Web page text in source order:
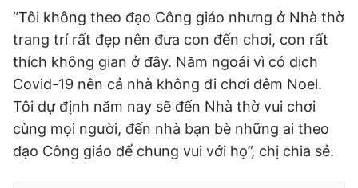
“Tôi không theo đạo Công giáo nhưng ở Nhà thờ
trang trí rất đẹp nên đưa con đến chơi, con rất
thích không gian ở đây. Năm ngoái vì có dịch
Covid-19 nên cả nhà không đi chơi đêm Noel.
Tôi dự định năm nay sẽ đến Nhà thờ vui chơi
cùng mọi người, đến nhà bạn bè những ai theo
đạo Công giáo để chung vui với họ”, chị chia sẻ.